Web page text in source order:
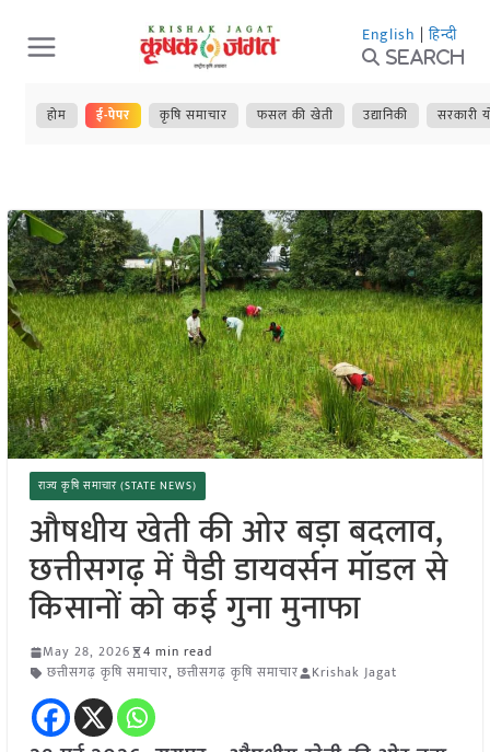
Skip
to
content
English | हिन्दी
Search
होम ई-पेपर कृषि समाचार फसल की खेती उद्यानिकी सरकारी
राज्य कृषि समाचार (STATE NEWS)
औषधीय खेती की ओर बड़ा बदलाव,
छत्तीसगढ़ में पैडी डायवर्सन मॉडल से
किसानों को कई गुना मुनाफा
May 28, 2026
4 min read
छत्तीसगढ़ कृषि समाचार, छत्तीसगढ़ कृषि समाचार Krishak Jagat